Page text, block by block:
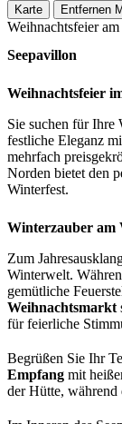
Karte Entfernen
Weihnachtsfeier
Seepavillon
Weihnachtsfeier
Sie suchen für Ihre
festliche Eleganz
mehrfach
Norden bietet den
Winterfest.
Winterzauber am
Zum
Winterwelt.
gemütliche
Weihnachtsmarkt
für feierliche
Begrüßen Sie Ihr
Empfang mit
der Hütte, während